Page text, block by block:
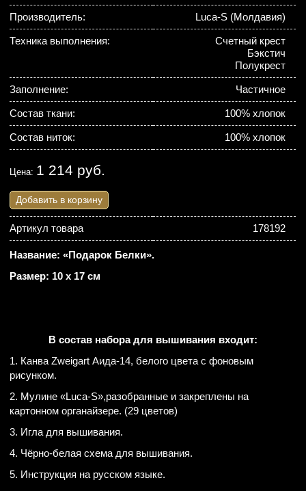
Производитель: Luca-S (Молдавия)
Техника выполнения:
Счетный крест
Бэкстич
Полукрест
Заполнение: Частичное
Состав ткани: 100% хлопок
Состав ниток: 100% хлопок
Цена: 1 214 руб.
Добавить в корзину
Артикул товара 178192
Название: «Подарок Белки».
Размер: 10 х 17 см
В состав набора для вышивания входит:
1. Канва Zweigart Аида-14, белого цвета с фоновым
рисунком.
2. Мулине «Luca-S»,разобранные и закреплены на
картонном органайзере. (29 цветов)
3. Игла для вышивания.
4. Чёрно-белая схема для вышивания.
5. Инструкция на русском языке.